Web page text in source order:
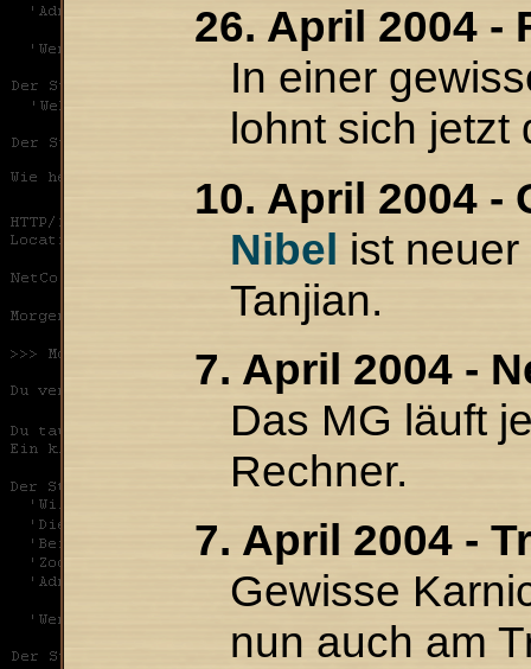
26. April 2004 -
In einer
lohnt sich jetzt
10. April 2004 -
Nibel ist
Tanjian.
7. April 2004 -
Das MG läuft
Rechner.
7. April 2004 -
Gewisse
nun auch am